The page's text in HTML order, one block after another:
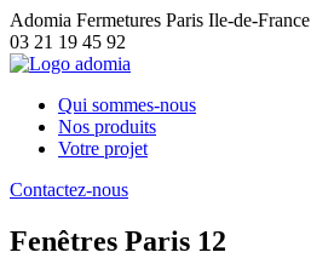
Adomia Fermetures Paris Ile-de-France
03 21 19 45 92
Qui sommes-nous
Nos produits
Votre projet
Contactez-nous
Fenêtres Paris 12